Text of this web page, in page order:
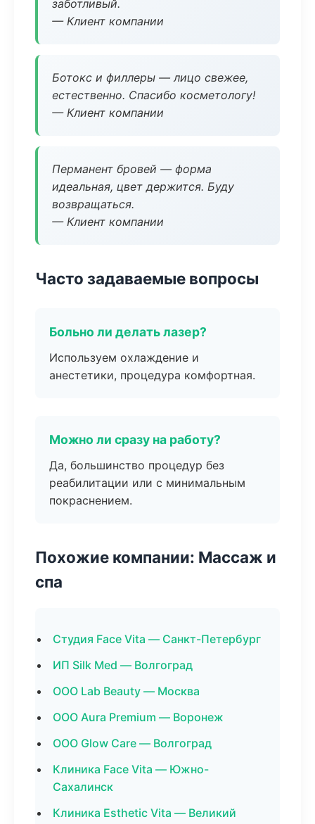
заботливый.
— Клиент компании
Ботокс и филлеры — лицо свежее,
естественно. Спасибо косметологу!
— Клиент компании
Перманент бровей — форма
идеальная, цвет держится. Буду
возвращаться.
— Клиент компании
Часто задаваемые вопросы
Больно ли делать лазер?
Используем охлаждение и
анестетики, процедура комфортная.
Можно ли сразу на работу?
Да, большинство процедур без
реабилитации или с минимальным
покраснением.
Похожие компании: Массаж и
спа
Студия Face Vita — Санкт-Петербург
ИП Silk Med — Волгоград
ООО Lab Beauty — Москва
ООО Aura Premium — Воронеж
ООО Glow Care — Волгоград
Клиника Face Vita — Южно-
Сахалинск
Клиника Esthetic Vita — Великий